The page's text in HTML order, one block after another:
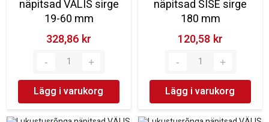
näpitsad VÄLIS sirge
19-60 mm
328,86 kr‎
Lägg i varukorg
näpitsad SISE sirge
180 mm
120,58 kr‎
Lägg i varukorg